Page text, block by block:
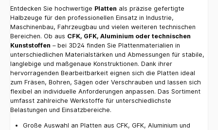
Entdecken Sie hochwertige Platten als präzise gefertigte
Halbzeuge für den professionellen Einsatz in Industrie,
Maschinenbau, Fahrzeugbau und vielen weiteren technischen
Bereichen. Ob aus CFK, GFK, Aluminium oder technischen
Kunststoffen – bei 3D24 finden Sie Plattenmaterialien in
unterschiedlichen Materialstärken und Abmessungen für stabile,
langlebige und maßgenaue Konstruktionen. Dank ihrer
hervorragenden Bearbeitbarkeit eignen sich die Platten ideal
zum Fräsen, Bohren, Sägen oder Verschrauben und lassen sich
flexibel an individuelle Anforderungen anpassen. Das Sortiment
umfasst zahlreiche Werkstoffe für unterschiedlichste
Belastungen und Einsatzbereiche.
Große Auswahl an Platten aus CFK, GFK, Aluminium und